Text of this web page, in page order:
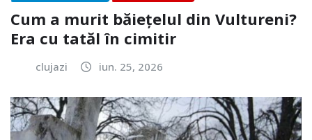
Cum a murit băiețelul din Vultureni?
Era cu tatăl în cimitir
clujazi iun. 25, 2026